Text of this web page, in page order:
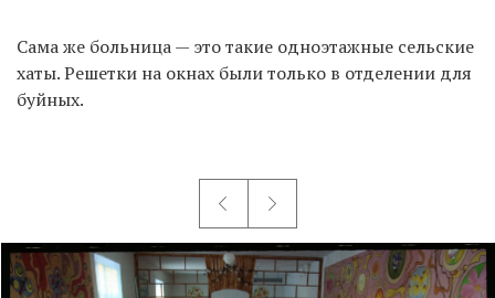
Сама же больница — это такие одноэтажные сельские
хаты. Решетки на окнах были только в отделении для
буйных.